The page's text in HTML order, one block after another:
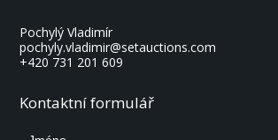
Pochylý Vladimír
pochyly.vladimir@setauctions.com
+420 731 201 609
Kontaktní formulář